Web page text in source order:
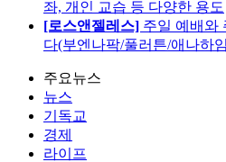
좌, 개인 교습 등 다양한 용도
[로스앤젤레스] 주일 예배와
다(부엔나팍/풀러튼/애나하
주요뉴스
뉴스
기독교
경제
라이프